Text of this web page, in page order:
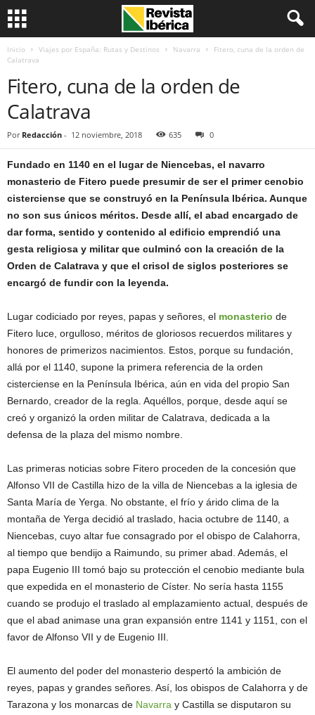
Inicio Viajes por España: Rutas y Destinos Navarra
Fitero, cuna de la orden de
Calatrava
Fitero, cuna de la orden de
Calatrava
Por Redacción - 12 noviembre, 2018 635 0
Fundado en 1140 en el lugar de Niencebas, el navarro
monasterio de Fitero puede presumir de ser el primer cenobio
cisterciense que se construyó en la Península Ibérica. Aunque
no son sus únicos méritos. Desde allí, el abad encargado de
dar forma, sentido y contenido al edificio emprendió una
gesta religiosa y militar que culminó con la creación de la
Orden de Calatrava y que el crisol de siglos posteriores se
encargó de fundir con la leyenda.
Lugar codiciado por reyes, papas y señores, el monasterio de
Fitero luce, orgulloso, méritos de gloriosos recuerdos militares y
honores de primerizos nacimientos. Estos, porque su fundación,
allá por el 1140, supone la primera referencia de la orden
cisterciense en la Península Ibérica, aún en vida del propio San
Bernardo, creador de la regla. Aquéllos, porque, desde aquí se
creó y organizó la orden militar de Calatrava, dedicada a la
defensa de la plaza del mismo nombre.
Las primeras noticias sobre Fitero proceden de la concesión que
Alfonso VII de Castilla hizo de la villa de Niencebas a la iglesia de
Santa María de Yerga. No obstante, el frío y árido clima de la
montaña de Yerga decidió al traslado, hacia octubre de 1140, a
Niencebas, cuyo altar fue consagrado por el obispo de Calahorra,
al tiempo que bendijo a Raimundo, su primer abad. Además, el
papa Eugenio III tomó bajo su protección el cenobio mediante bula
que expedida en el monasterio de Císter. No sería hasta 1155
cuando se produjo el traslado al emplazamiento actual, después de
que el abad animase una gran expansión entre 1141 y 1151, con el
favor de Alfonso VII y de Eugenio III.
El aumento del poder del monasterio despertó la ambición de
reyes, papas y grandes señores. Así, los obispos de Calahorra y de
Tarazona y los monarcas de Navarra y Castilla se disputaron su